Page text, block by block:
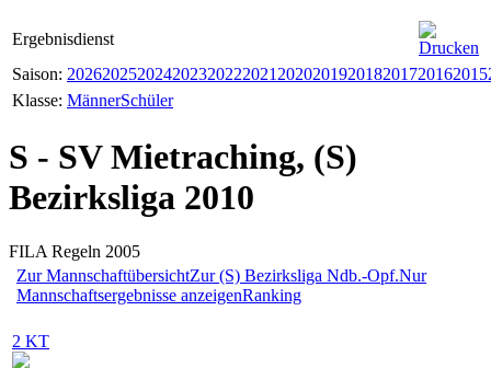
Ergebnisdienst
Saison: 202620252024202320222021 202020192018201720162015
Klasse: MännerSchüler
S - SV Mietraching, (S)
Bezirksliga 2010
FILA Regeln 2005
Zur MannschaftübersichtZur (S) Bezirksliga Ndb.-Opf.Nur
Mannschaftsergebnisse anzeigenRanking
2 KT